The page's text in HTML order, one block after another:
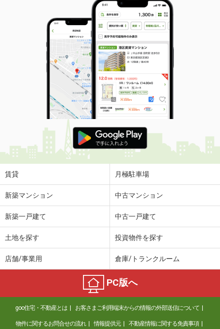
賃貸 月極駐車場
新築マンション 中古マンション
新築一戸建て 中古一戸建て
土地を探す 投資物件を探す
店舗/事業用 倉庫/トランクルーム
PC版へ
goo住宅・不動産とは お客さまご利用端末からの情報の外部送信について
物件に関するお問合せの流れ 情報提供元 不動産情報に関する免責事項